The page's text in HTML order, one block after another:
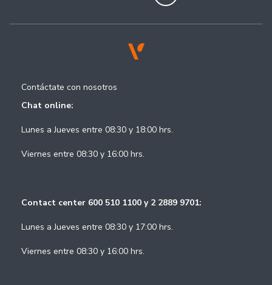
Contáctate con nosotros
Chat online:
Lunes a Jueves entre 08:30 y 18:00 hrs.
Viernes entre 08:30 y 16:00 hrs.
Contact center 600 510 1100 y 2 2889 9701:
Lunes a Jueves entre 08:30 y 17:00 hrs.
Viernes entre 08:30 y 16:00 hrs.